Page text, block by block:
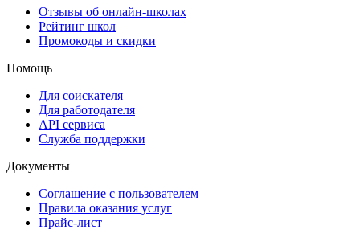
Отзывы об онлайн-школах
Рейтинг школ
Промокоды и скидки
Помощь
Для соискателя
Для работодателя
API сервиса
Служба поддержки
Документы
Соглашение с пользователем
Правила оказания услуг
Прайс-лист